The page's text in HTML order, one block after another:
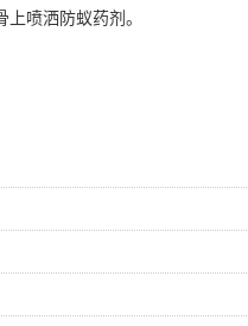
喷洒防蚁药剂。